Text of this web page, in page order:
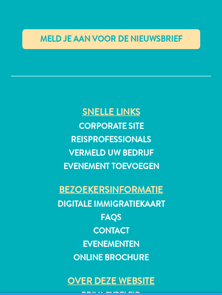
SNELLE LINKS
CORPORATE SITE
REISPROFESSIONALS
VERMELD UW BEDRIJF
EVENEMENT TOEVOEGEN
BEZOEKERSINFORMATIE
DIGITALE IMMIGRATIEKAART
FAQS
CONTACT
EVENEMENTEN
ONLINE BROCHURE
OVER DEZE WEBSITE